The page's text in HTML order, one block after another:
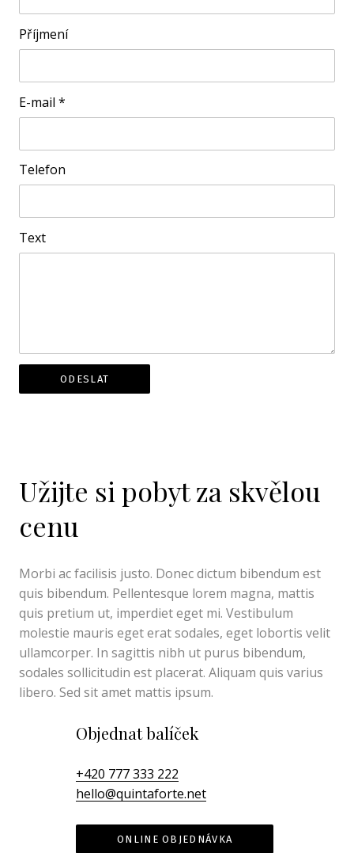
Příjmení
E-mail *
Telefon
Text
ODESLAT
Užijte si pobyt za skvělou
cenu
Morbi ac facilisis justo. Donec dictum bibendum est
quis bibendum. Pellentesque lorem magna, mattis
quis pretium ut, imperdiet eget mi. Vestibulum
molestie mauris eget erat sodales, eget lobortis velit
ullamcorper. In sagittis nibh ut purus bibendum,
sodales sollicitudin est placerat. Aliquam quis varius
libero. Sed sit amet mattis ipsum.
Objednat balíček
+420 777 333 222
hello@quintaforte.net
ONLINE OBJEDNÁVKA